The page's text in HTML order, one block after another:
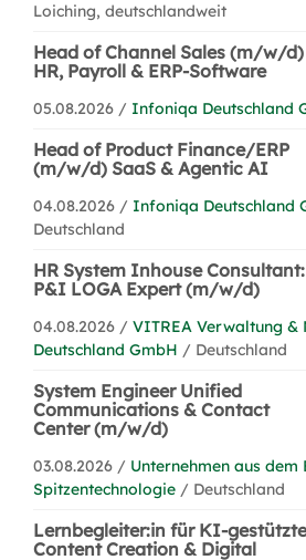
Loiching, deutschlandweit
Head of Channel Sales (m/w/d)
HR, Payroll & ERP-Software
05.08.2026 / Infoniqa Deutschland
Head of Product Finance/ERP
(m/w/d) SaaS & Agentic AI
04.08.2026 / Infoniqa Deutschland
Deutschland
HR System Inhouse Consultant:
P&I LOGA Expert (m/w/d)
04.08.2026 / VITREA Verwaltung &
Deutschland GmbH / Deutschland
System Engineer Unified
Communications & Contact
Center (m/w/d)
03.08.2026 / Unternehmen aus dem
Spitzentechnologie / Deutschland
Lernbegleiter:in für KI-gestützte
Content Creation & Digital